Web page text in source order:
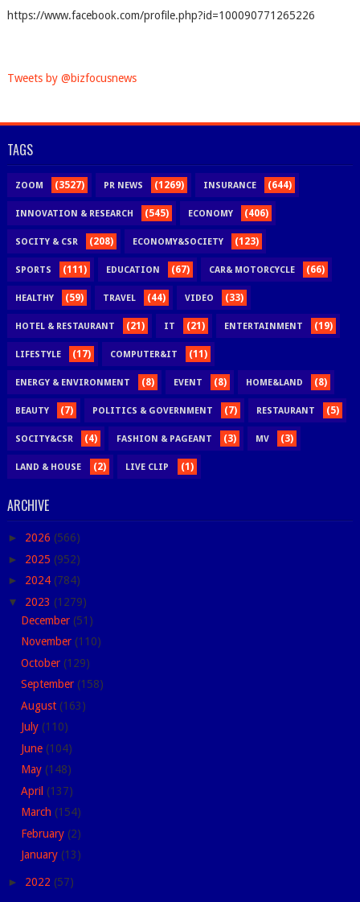
https://www.facebook.com/profile.php?id=100090771265226
Tweets by @bizfocusnews
TAGS
ZOOM (3527) PR NEWS (1269) INSURANCE (644)
INNOVATION & RESEARCH (545) ECONOMY (406)
SOCITY & CSR (208) ECONOMY&SOCIETY (123)
SPORTS (111) EDUCATION (67) CAR& MOTORCYCLE (66)
HEALTHY (59) TRAVEL (44) VIDEO (33)
HOTEL & RESTAURANT (21) IT (21) ENTERTAINMENT (19)
LIFESTYLE (17) COMPUTER&IT (11)
ENERGY & ENVIRONMENT (8) EVENT (8) HOME&LAND (8)
BEAUTY (7) POLITICS & GOVERNMENT (7) RESTAURANT (5)
SOCITY&CSR (4) FASHION & PAGEANT (3) MV (3)
LAND & HOUSE (2) LIVE CLIP (1)
ARCHIVE
► 2026 (566)
► 2025 (952)
► 2024 (784)
▼ 2023 (1279)
December (51)
November (110)
October (129)
September (158)
August (163)
July (110)
June (104)
May (148)
April (137)
March (154)
February (2)
January (13)
► 2022 (57)